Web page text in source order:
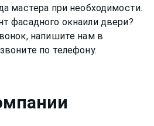
мастера при необходимости.
фасадного окнаили двери?
напишите нам в
по телефону.